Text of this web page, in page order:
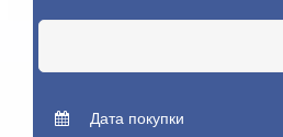
Дата покупки